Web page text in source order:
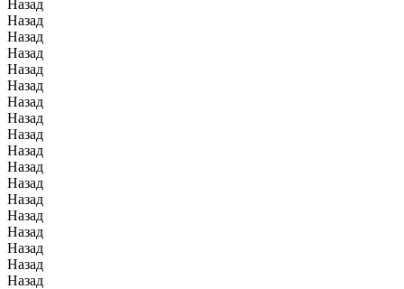
Назад
Назад
Назад
Назад
Назад
Назад
Назад
Назад
Назад
Назад
Назад
Назад
Назад
Назад
Назад
Назад
Назад
Назад